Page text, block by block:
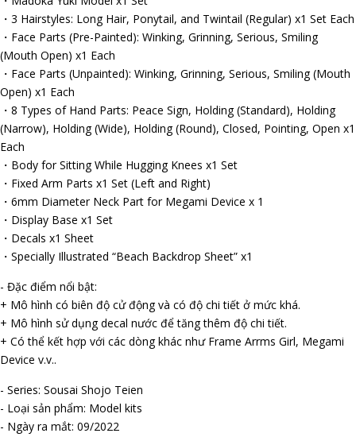
・3 Hairstyles: Long Hair, Ponytail, and Twintail (Regular) x1 Set Each
・Face Parts (Pre-Painted): Winking, Grinning, Serious, Smiling
(Mouth Open) x1 Each
・Face Parts (Unpainted): Winking, Grinning, Serious, Smiling (Mouth
Open) x1 Each
・8 Types of Hand Parts: Peace Sign, Holding (Standard), Holding
(Narrow), Holding (Wide), Holding (Round), Closed, Pointing, Open x1
Each
・Body for Sitting While Hugging Knees x1 Set
・Fixed Arm Parts x1 Set (Left and Right)
・6mm Diameter Neck Part for Megami Device x 1
・Display Base x1 Set
・Decals x1 Sheet
・Specially Illustrated “Beach Backdrop Sheet” x1
- Đặc điểm nổi bật:
+ Mô hình có biên độ cử động và có độ chi tiết ở mức khá.
+ Mô hình sử dụng decal nước để tăng thêm độ chi tiết.
+ Có thể kết hợp với các dòng khác như Frame Arrms Girl, Megami
Device v.v..
- Series: Sousai Shojo Teien
- Loại sản phẩm: Model kits
- Ngày ra mắt: 09/2022